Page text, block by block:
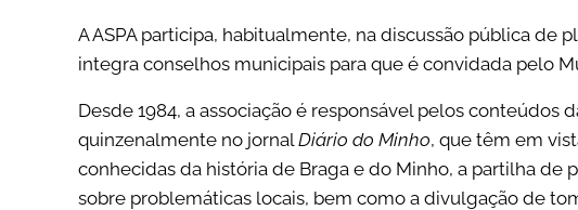
A ASPA participa, habitualmente, na discussão pública de
integra conselhos municipais para que é convidada pelo
Desde 1984, a associação é responsável pelos conteúdos
quinzenalmente no jornalDiário do Minho, que têm em
conhecidas da história de Braga e do Minho, a partilha de
sobre problemáticas locais, bem como a divulgação de